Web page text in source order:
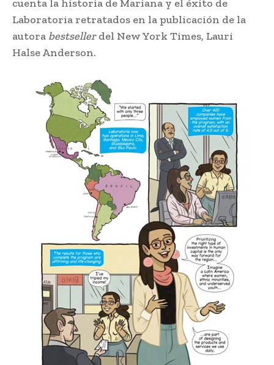
cuenta la historia de Mariana y el éxito de
Laboratoria retratados en la publicación de la
autora bestsellerdel New York Times, Lauri
Halse Anderson.